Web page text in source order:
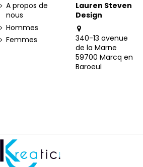
A propos de
nous
Hommes
Femmes
Lauren Steven
Design
340-13 avenue
de la Marne
59700 Marcq en
Baroeul